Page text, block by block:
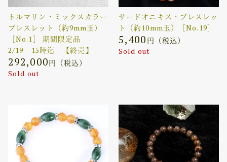
トルマリン・ミックスカラー
ブレスレット（約9mm玉）
［No.1］ 期間限定品
2/19 15時迄 【終売】
292,000円（税込）
Sold out
サードオニキス・ブレスレッ
ト（約10mm玉）［No.19］
5,400 円（税込）
Sold out